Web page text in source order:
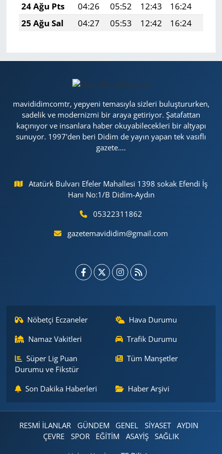
24 Ağu Pts
04:26 05:52 12:43 16:24
25 Ağu Sal
04:27 05:53 12:42 16:24
mavididimcomtr, yepyeni temasıyla sizleri buluştururken,
sadelik ve modernizmi bir araya getiriyor. Şatafattan
kaçınıyor ve insanlara haber okuyabilecekleri bir altyapı
sunuyor. 1997'den beri Didim de yayın yapan tek vasıflı
gazete....
Atatürk Bulvarı Efeler Mahallesi 1398 sokak Efendi İş
Hanı No:1/B Didim-Aydın
05322311862
gazetemavididim@gmail.com
Nöbetçi Eczaneler
Hava Durumu
Namaz Vakitleri
Trafik Durumu
Süper Lig Puan
Durumu ve Fikstür
Tüm Manşetler
Son Dakika Haberleri Haber Arşivi
RESMİ İLANLAR GÜNDEM GENEL SİYASET
AYDIN
ÇEVRE
SPOR EĞİTİM ASAYİŞ
SAĞLIK